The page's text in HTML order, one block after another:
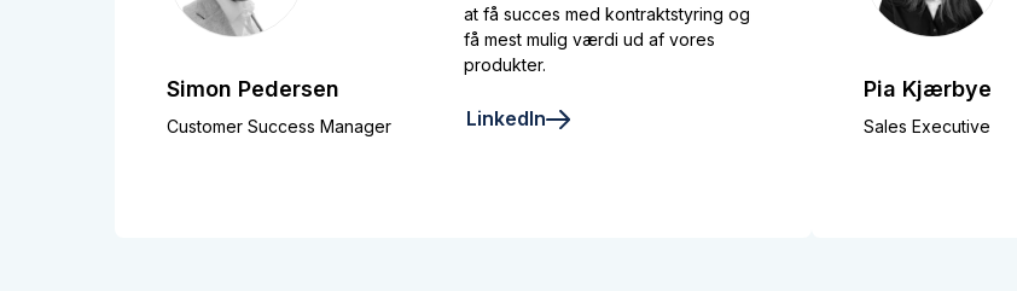
Simon Pedersen
Customer Success Manager
at få succes med kontraktstyring og
få mest mulig værdi ud af vores
produkter.
LinkedIn
Pia Kjærbye
Sales Executive